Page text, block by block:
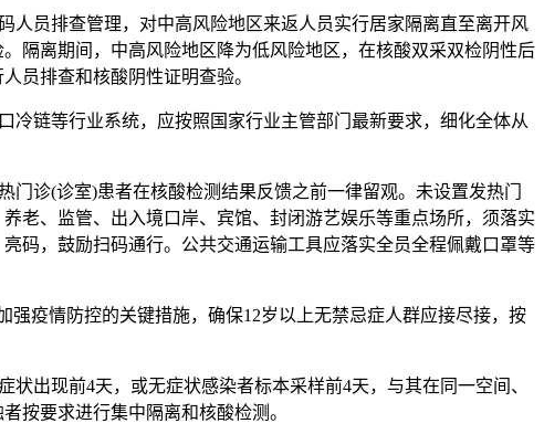
人员排查管理，对中高风险地区来返人员实行居家隔离直至离开风
隔离期间，中高风险地区降为低风险地区，在核酸双采双检阴性后
员排查和核酸阴性证明查验。
链等行业系统，应按照国家行业主管部门最新要求，细化全体从
诊(诊室)患者在核酸检测结果反馈之前一律留观。未设置发热门
老、监管、出入境口岸、宾馆、封闭游艺娱乐等重点场所，须落实
码，鼓励扫码通行。公共交通运输工具应落实全员全程佩戴口罩等
疫情防控的关键措施，确保12岁以上无禁忌症人群应接尽接，按
出现前4天，或无症状感染者标本采样前4天，与其在同一空间、
按要求进行集中隔离和核酸检测。